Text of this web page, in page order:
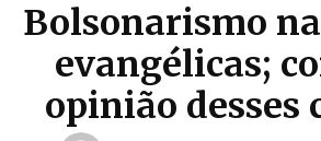
Bolsonarismo
evangélicas;
opinião desses